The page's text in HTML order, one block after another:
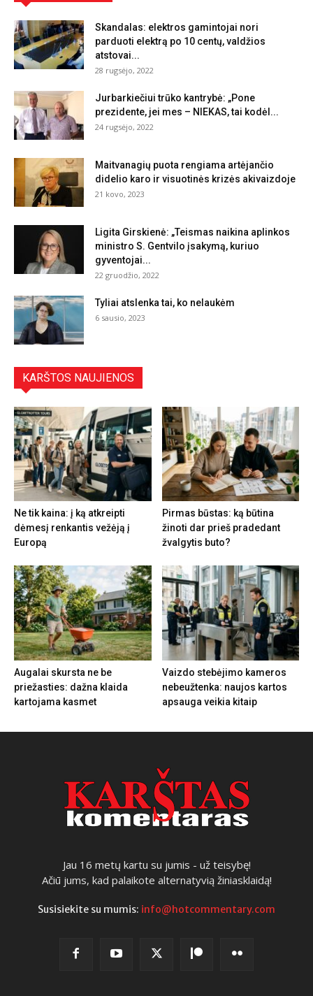
Skandalas: elektros gamintojai nori
parduoti elektrą po 10 centų, valdžios
atstovai...
28 rugsėjo, 2022
Jurbarkiečiui trūko kantrybė: „Pone
prezidente, jei mes – NIEKAS, tai kodėl...
24 rugsėjo, 2022
Maitvanagių puota rengiama artėjančio
didelio karo ir visuotinės krizės akivaizdoje
21 kovo, 2023
Ligita Girskienė: „Teismas naikina aplinkos
ministro S. Gentvilo įsakymą, kuriuo
gyventojai...
22 gruodžio, 2022
Tyliai atslenka tai, ko nelaukėm
6 sausio, 2023
KARŠTOS NAUJIENOS
Ne tik kaina: į ką atkreipti
dėmesį renkantis vežėją į
Europą
Pirmas būstas: ką būtina
žinoti dar prieš pradedant
žvalgytis buto?
Augalai skursta ne be
priežasties: dažna klaida
kartojama kasmet
Vaizdo stebėjimo kameros
nebeužtenka: naujos kartos
apsauga veikia kitaip
Jau 16 metų kartu su jumis - už teisybę!
Ačiū jums, kad palaikote alternatyvią žiniasklaidą!
Susisiekite su mumis: info@hotcommentary.com